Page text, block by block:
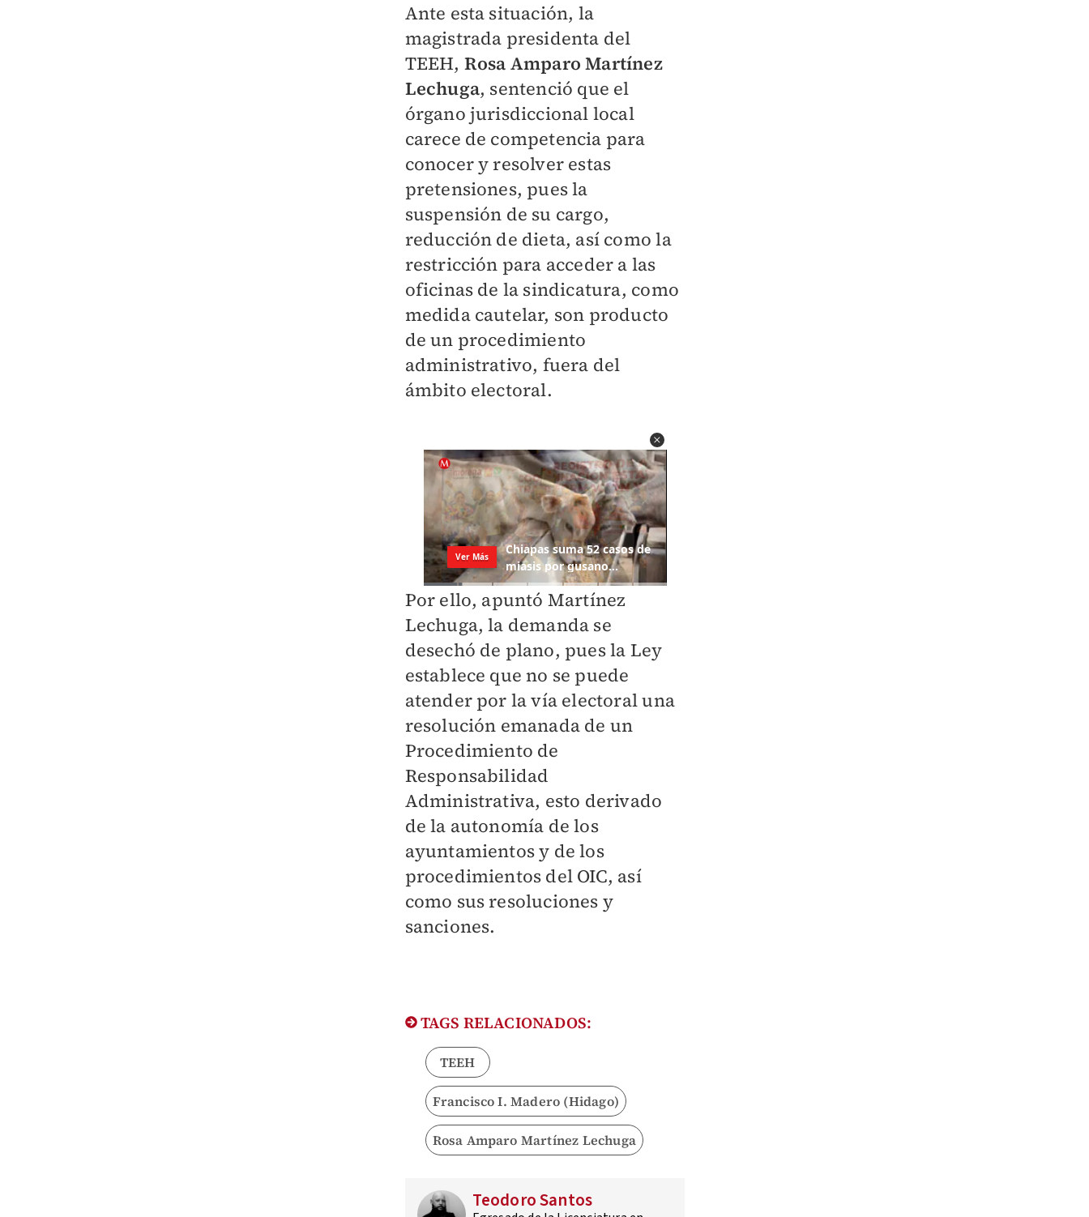
Ante esta situación, la
magistrada presidenta del
TEEH, Rosa Amparo Martínez
Lechuga, sentenció que el
órgano jurisdiccional local
carece de competencia para
conocer y resolver estas
pretensiones, pues la
suspensión de su cargo,
reducción de dieta, así como la
restricción para acceder a las
oficinas de la sindicatura, como
medida cautelar, son producto
de un procedimiento
administrativo, fuera del
ámbito electoral.
Por ello, apuntó Martínez
Lechuga, la demanda se
desechó de plano, pues la Ley
establece que no se puede
atender por la vía electoral una
resolución emanada de un
Procedimiento de
Responsabilidad
Administrativa, esto derivado
de la autonomía de los
ayuntamientos y de los
procedimientos del OIC, así
como sus resoluciones y
sanciones.
TAGS RELACIONADOS:
TEEH
Francisco I. Madero (Hidago)
Rosa Amparo Martínez Lechuga
Teodoro Santos